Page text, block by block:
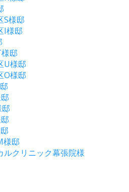
S様邸
I様邸
邸
U様邸
O様邸
邸
様邸
ルクリニック幕張院様